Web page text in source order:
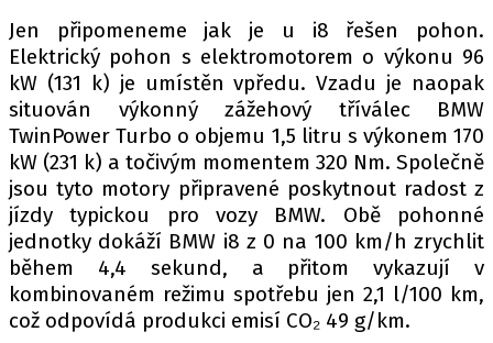
Máte příběh, fotku nebo video?
Pošlete e-mail na autoroad.cz
ETICKÝ KODEX
KONTAKT
VYDAVATEL
INZERCE
OSOBNÍ ÚDAJE / COOKIES
Jen připomeneme jak je u i8 řešen pohon.
Elektrický pohon s elektromotorem o výkonu 96
kW (131 k) je umístěn vpředu. Vzadu je naopak
situován výkonný zážehový tříválec BMW
TwinPower Turbo o objemu 1,5 litru s výkonem 170
kW (231 k) a točivým momentem 320 Nm. Společně
jsou tyto motory připravené poskytnout radost z
jízdy typickou pro vozy BMW. Obě pohonné
jednotky dokáží BMW i8 z 0 na 100 km/h zrychlit
během 4,4 sekund, a přitom vykazují v
kombinovaném režimu spotřebu jen 2,1 l/100 km,
což odpovídá produkci emisí CO₂ 49 g/km.